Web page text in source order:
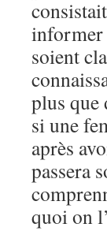
informer
soient
plus que
si une
après
passera
quoi on